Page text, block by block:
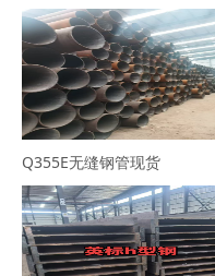
Q355E无缝钢管现货